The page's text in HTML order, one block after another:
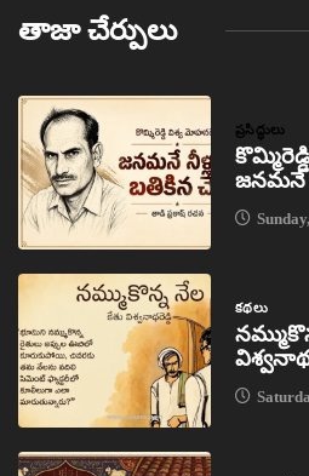
తాజా చేర్పులు
ప్రసిద్ధులు
జనమనే
కథలు